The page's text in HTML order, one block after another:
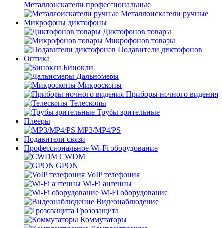
Металлоискатели профессиональные
Металлоискатели ручные
Микрофоны диктофоны
Диктофонов товары
Микрофонов товары
Подавители диктофонов
Оптика
Бинокли
Дальномеры
Микроскопы
Приборы ночного видения
Телескопы
Трубы зрительные
Плееры
MP3/MP4/PS
Подавители связи
Профессиональное Wi-Fi оборудование
CWDM
GPON
VoIP телефония
Wi-Fi антенны
Wi-Fi оборудование
Видеонаблюдение
Грозозащита
Коммутаторы